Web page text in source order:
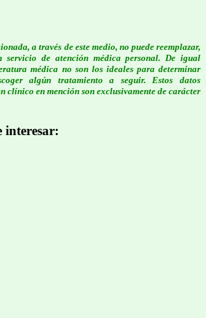
a través de este medio, no puede reemplazar,
servicio de atención médica personal. De igual
médica no son los ideales para determinar
algún tratamiento a seguir. Estos datos
clínico en mención son exclusivamente de carácter
interesar: